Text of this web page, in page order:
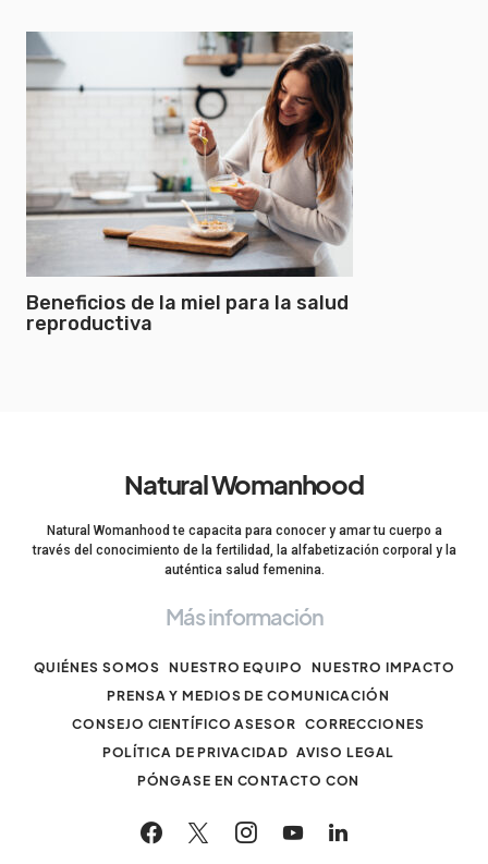
Beneficios de la miel para la salud
reproductiva
Natural Womanhood
Natural Womanhood te capacita para conocer y amar tu cuerpo a
través del conocimiento de la fertilidad, la alfabetización corporal y la
auténtica salud femenina.
Más información
QUIÉNES SOMOS NUESTRO EQUIPO
NUESTRO IMPACTO
PRENSA Y MEDIOS DE COMUNICACIÓN
CONSEJO CIENTÍFICO ASESOR CORRECCIONES
POLÍTICA DE PRIVACIDAD AVISO LEGAL
PÓNGASE EN CONTACTO CON